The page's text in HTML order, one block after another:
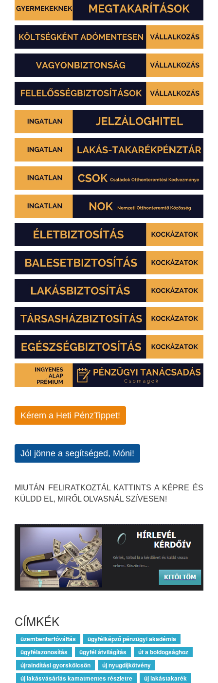
Kérem a Heti PénzTippet!
Jól jönne a segítséged, Móni!
MIUTÁN FELIRATKOZTÁL KATTINTS A KÉPRE ÉS
KÜLDD EL, MIRŐL OLVASNÁL SZÍVESEN!
CÍMKÉK
üzembentartóváltás
ügyfélképző pénzügyi akadémia
ügyfélazonosítás
ügyfél átvilágítás
út a boldogsághoz
újraindítási gyorskölcsön
új nyugdíjkötvény
új lakásvásárlás kamatmentes részletre
új lakástakarék